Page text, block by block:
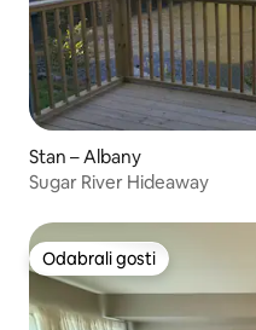
Stan – Albany
Sugar River Hideaway
Odabrali gosti
Odabrali gosti